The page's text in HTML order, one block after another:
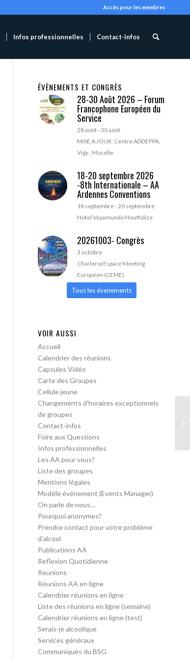
Accès pour les membres
Infos professionnelles Contact-infos
ÉVÈNEMENTS ET CONGRÈS
28-30 Août 2026 – Forum
Francophone Européen du
Service
28 août-30 août
MISE A JOUR: Centre ADDEPPA,
Vigy , Moselle
18-20 septembre 2026
-8th Internationale – AA
Ardennes Conventions
18 septembre-20 septembre
Hotel Vayamundo Houffalize
20261003- Congrès
3 octobre
Charleroi Espace Meeting
Européen (CEME)
Tous les évenements
VOIR AUSSI
Accueil
Calendrier des réunions
Capsules Vidéo
Carte des Groupes
Cellule jeune
Changements d’horaires exceptionnels
de groupes
Contact-infos
Foire aux Questions
Infos professionnelles
Les AA pour vous?
Liste des groupes
Mentions légales
Modèle événement (Events Manager)
On parle de nous…
Pourquoi anonymes?
Prendre contact pour votre problème
d’alcool
Publications AA
Reflexion Quotidienne
Reunions
Réunions AA en ligne
Calendrier réunions en ligne
Liste des réunions en ligne (semaine)
Calendrier réunions en ligne (test)
Serais-je alcoolique
Services généraux
Communiqués du BSG